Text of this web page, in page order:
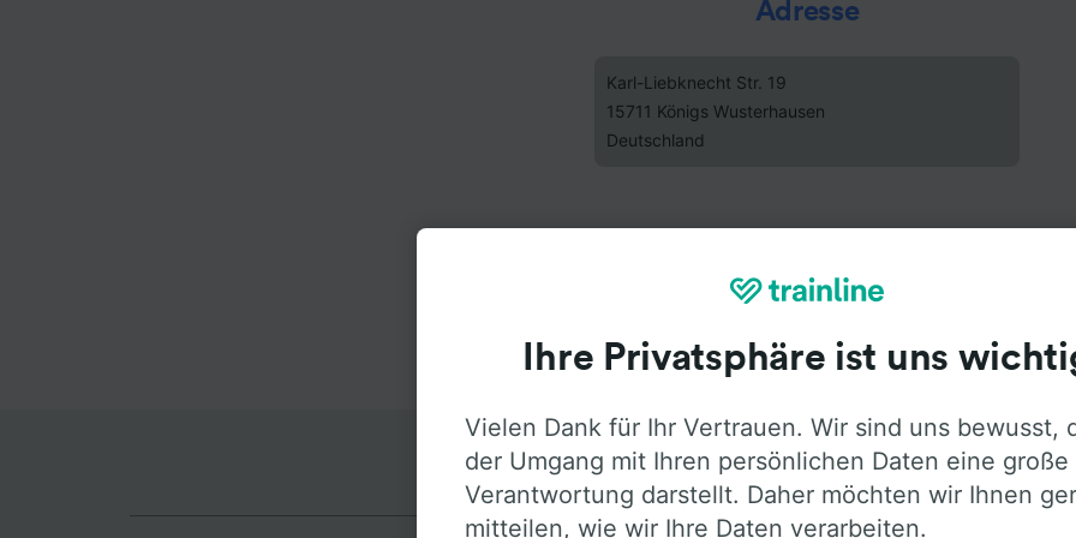
Adresse
Karl-Liebknecht Str. 19
15711 Königs Wusterhausen
Deutschland
Ihre Privatsphäre ist uns
Vielen Dank für Ihr Vertrauen. Wir sind uns bewusst,
der Umgang mit Ihren persönlichen Daten eine große
Verantwortung darstellt. Daher möchten wir Ihnen
mitteilen, wie wir Ihre Daten verarbeiten.